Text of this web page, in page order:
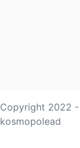
Copyright 2022 -
kosmopolead